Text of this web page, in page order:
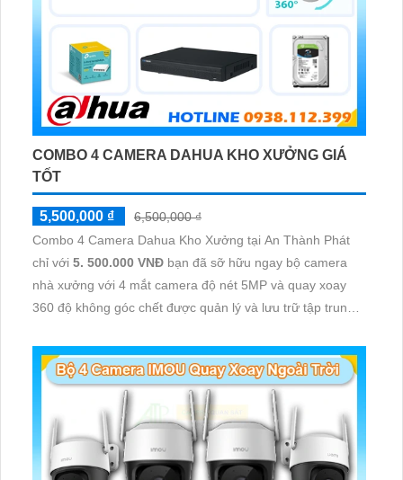
COMBO 4 CAMERA DAHUA KHO XƯỞNG GIÁ
TỐT
5,500,000 ₫
6,500,000 ₫
Combo 4 Camera Dahua Kho Xưởng tại An Thành Phát
chỉ với 5. 500.000 VNĐ bạn đã sỡ hữu ngay bộ camera
nhà xưởng với 4 mắt camera độ nét 5MP và quay xoay
360 độ không góc chết được quản lý và lưu trữ tập trung